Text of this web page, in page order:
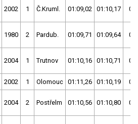
2002 1 Č.Kruml. 01:09,02 01:10,17
1980 2 Pardub. 01:09,71 01:09,64
2004 1 Trutnov 01:10,16 01:10,71
2002 1 Olomouc 01:11,26 01:10,19
2004 2 Postřelm 01:10,56 01:10,80